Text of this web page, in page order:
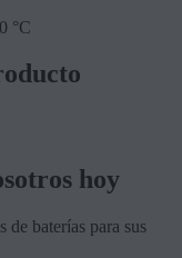
°C
hoy
de baterías para sus